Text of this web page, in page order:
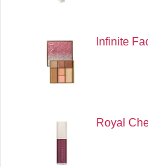
Infinite
Royal